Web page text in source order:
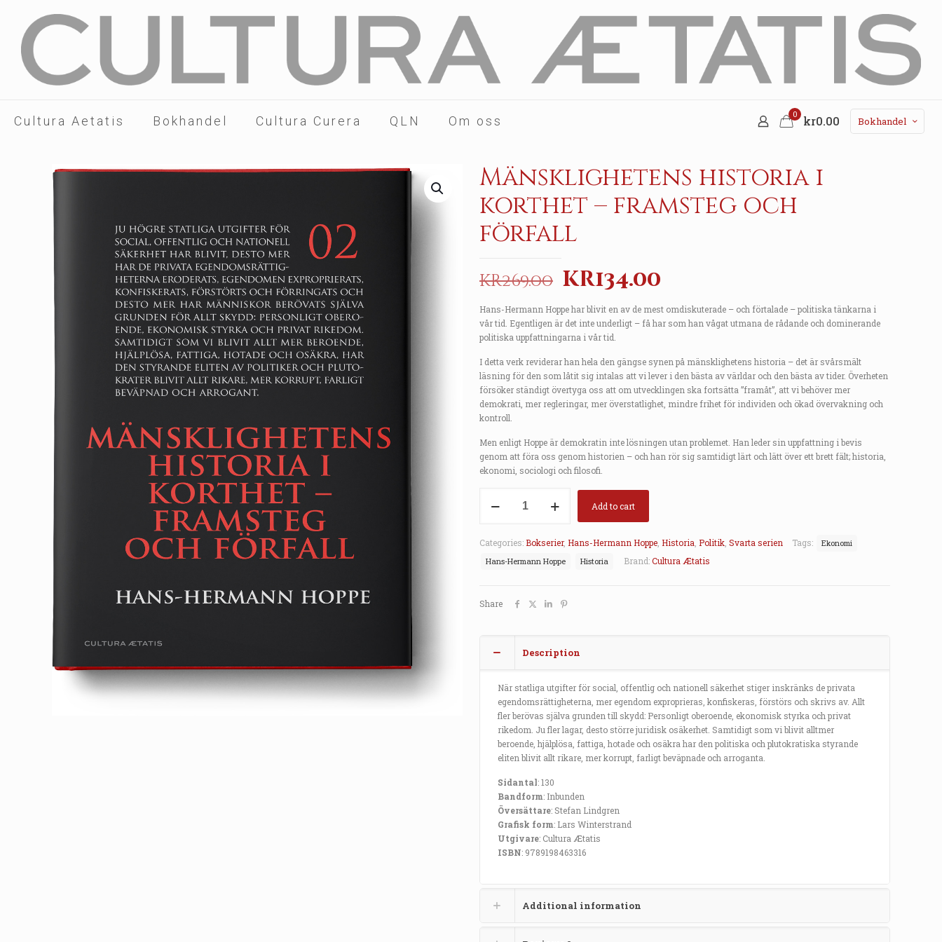
Cultura Aetatis Bokhandel Cultura Curera QLN Om oss 0 kr0.00 Bokhandel
Mänsklighetens historia i
korthet – framsteg och
förfall
kr269.00 Original
price
was:
kr269.00.
kr134.00
price
is:
Hans-Hermann Hoppe har blivit en av de mest omdiskuterade – och förtalade – politiska tänkarna i
vår tid. Egentligen är det inte underligt – få har som han vågat utmana de rådande och dominerande
politiska uppfattningarna i vår tid.
I detta verk reviderar han hela den gängse synen på mänsklighetens historia – det är svårsmält
läsning för den som låtit sig intalas att vi lever i den bästa av världar och den bästa av tider. Överheten
försöker ständigt övertyga oss att om utvecklingen ska fortsätta ”framåt”, att vi behöver mer
demokrati, mer regleringar, mer överstatlighet, mindre frihet för individen och ökad övervakning och
kontroll.
Men enligt Hoppe är demokratin inte lösningen utan problemet. Han leder sin uppfattning i bevis
genom att föra oss genom historien – och han rör sig samtidigt lärt och lätt över ett brett fält; historia,
ekonomi, sociologi och filosofi.
historia
framsteg
quantity
Add to cart
Categories:Bokserier, Hans-Hermann Hoppe Historia Politik Svarta serien Tags:
Ekonomi
Hans-Hermann Hoppe
Historia Brand:Cultura Ætatis
Share
Description
När statliga utgifter för social, offentlig och nationell säkerhet stiger inskränks de privata
egendomsrättigheterna, mer egendom exproprieras, konfiskeras, förstörs och skrivs av. Allt
fler berövas själva grunden till skydd: Personligt oberoende, ekonomisk styrka och privat
rikedom. Ju fler lagar, desto större juridisk osäkerhet. Samtidigt som vi blivit alltmer
beroende, hjälplösa, fattiga, hotade och osäkra har den politiska och plutokratiska styrande
eliten blivit allt rikare, mer korrupt, farligt beväpnade och arroganta.
Sidantal: 130
Bandform: Inbunden
Översättare: Stefan Lindgren
Grafisk form: Lars Winterstrand
Utgivare: Cultura Ætatis
ISBN: 9789198463316
Additional information